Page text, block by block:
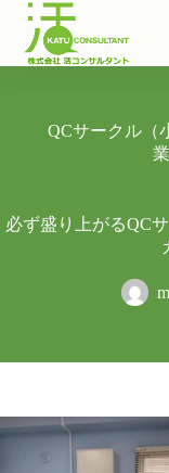
QCサークル（
必ず盛り上がるQC